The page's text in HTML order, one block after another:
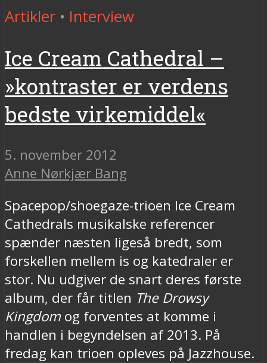
Artikler • Interview
Ice Cream Cathedral –
»kontraster er verdens
bedste virkemiddel«
5. november 2012
Anne Nørkjær Bang
Spacepop/shoegaze-trioen Ice Cream
Cathedrals musikalske referencer
spænder næsten ligeså bredt, som
forskellen mellem is og katedraler er
stor. Nu udgiver de snart deres første
album, der får titlen The Drowsy
Kingdom og forventes at komme i
handlen i begyndelsen af 2013. På
fredag kan trioen opleves på Jazzhouse.